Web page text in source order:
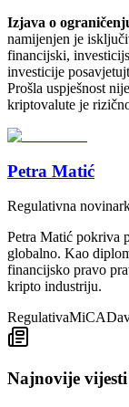
Izjava o
namijenjen je
financijski,
investicije
Prošla uspješnost
kriptovalute je
Petra Matić
Regulativna
Petra Matić pokriva
globalno. Kao
financijsko pravo
kripto industriju.
RegulativaMiCA
Najnovije vijesti